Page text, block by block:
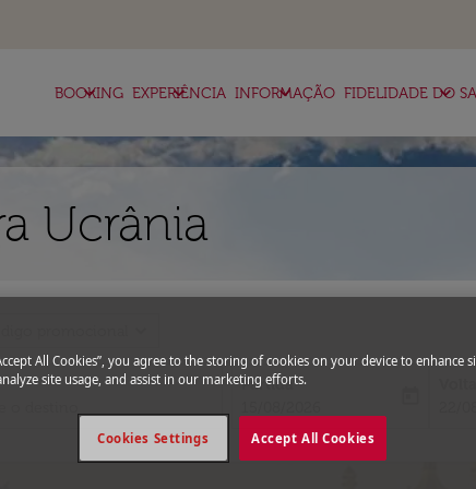
BOOKING
keyboard_arrow_down EXPERIÊNCIA
keyboard_arrow_down INFORMAÇÃO
keyboard_arrow_down FIDELIDADE DO
keyboard_arrow_down
Ucrânia
Partida
fc-
All Cookies”, you agree to the storing of cookies on your device to enhance
site usage, and assist in our marketing efforts.
Accept All Cookies
Cookies Settings